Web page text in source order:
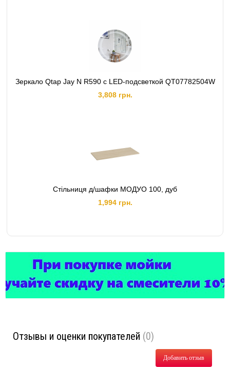
Зеркало Qtap Jay N R590 с LED-подсветкой QT07782504W
3,808 грн.
Стільниця д/шафки МОДУО 100, дуб
1,994 грн.
Отзывы и оценки покупателей (0)
Добавить отзыв